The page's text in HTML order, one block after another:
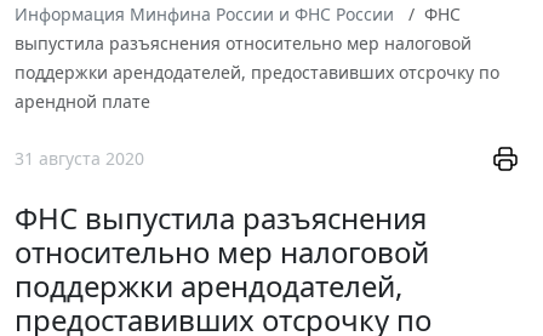
Информация Минфина России и ФНС России
ФНС
выпустила разъяснения относительно мер налоговой
поддержки арендодателей, предоставивших отсрочку по
арендной плате
31 августа 2020
ФНС выпустила разъяснения
относительно мер налоговой
поддержки арендодателей,
предоставивших отсрочку по